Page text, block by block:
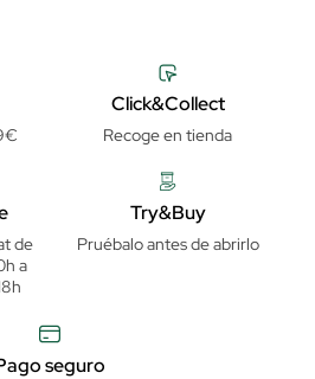
Click&Collect
Recoge en tienda
de
a
Try&Buy
Pruébalo antes de abrirlo
seguro